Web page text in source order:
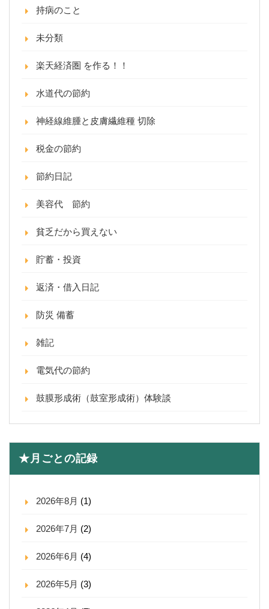
持病のこと
未分類
楽天経済圏 を作る！！
水道代の節約
神経線維腫と皮膚繊維種 切除
税金の節約
節約日記
美容代 節約
貧乏だから買えない
貯蓄・投資
返済・借入日記
防災 備蓄
雑記
電気代の節約
鼓膜形成術（鼓室形成術）体験談
★月ごとの記録
2026年8月 (1)
2026年7月 (2)
2026年6月 (4)
2026年5月 (3)